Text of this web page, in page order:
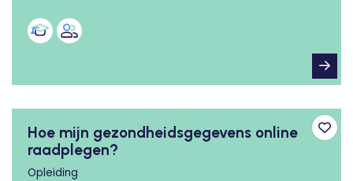
Hoe mijn gezondheidsgegevens online
raadplegen?
Opleiding